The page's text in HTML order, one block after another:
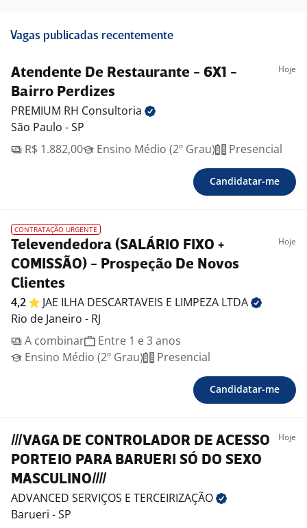
Vagas publicadas recentemente
Atendente De Restaurante - 6X1 -
Bairro Perdizes
Hoje
PREMIUM RH Consultoria
São Paulo - SP
R$ 1.882,00
Ensino Médio (2º Grau) Presencial
Candidatar-me
CONTRATAÇÃO URGENTE
Televendedora (SALÁRIO FIXO +
COMISSÃO) - Prospeção De Novos
Clientes
Hoje
4,2 JAE ILHA DESCARTAVEIS E LIMPEZA LTDA
Rio de Janeiro - RJ
A combinar
Entre 1 e 3 anos
Ensino Médio (2º Grau)
Presencial
Candidatar-me
///VAGA DE CONTROLADOR DE ACESSO
PORTEIO PARA BARUERI SÓ DO SEXO
MASCULINO////
Hoje
ADVANCED SERVIÇOS E TERCEIRIZAÇÃO
Barueri - SP